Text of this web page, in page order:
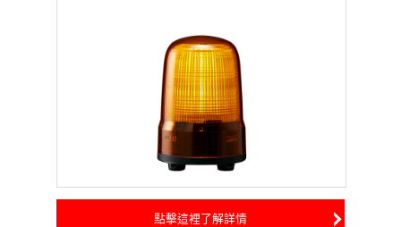
點擊這裡了解詳情